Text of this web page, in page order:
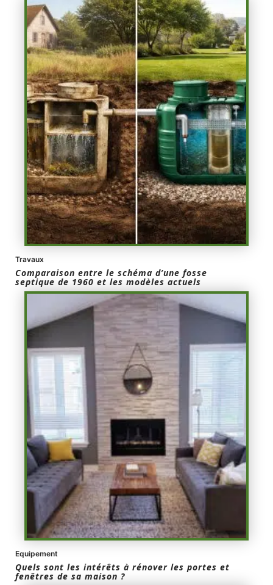
Travaux
Comparaison entre le schéma d’une fosse
septique de 1960 et les modèles actuels
Equipement
Quels sont les intérêts à rénover les portes et
fenêtres de sa maison ?